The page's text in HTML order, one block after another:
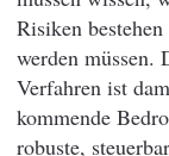
Risiken
werden müssen.
Verfahren ist
kommende
robuste,